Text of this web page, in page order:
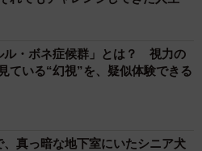
ル・ボネ症候群」とは？ 視力の
ている“幻視”を、疑似体験できる
、真っ暗な地下室にいたシニア犬